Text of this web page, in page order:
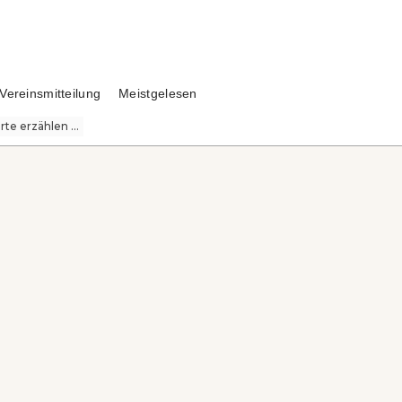
Vereinsmitteilung Meistgelesen
erzählen ...